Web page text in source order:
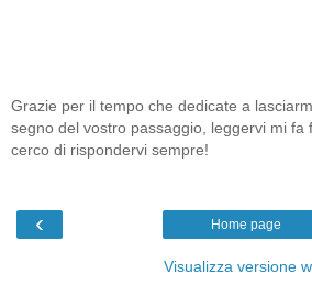
Grazie per il tempo che dedicate a
segno del vostro passaggio, leggervi mi fa
cerco di rispondervi sempre!
‹ Home page
Visualizza versione